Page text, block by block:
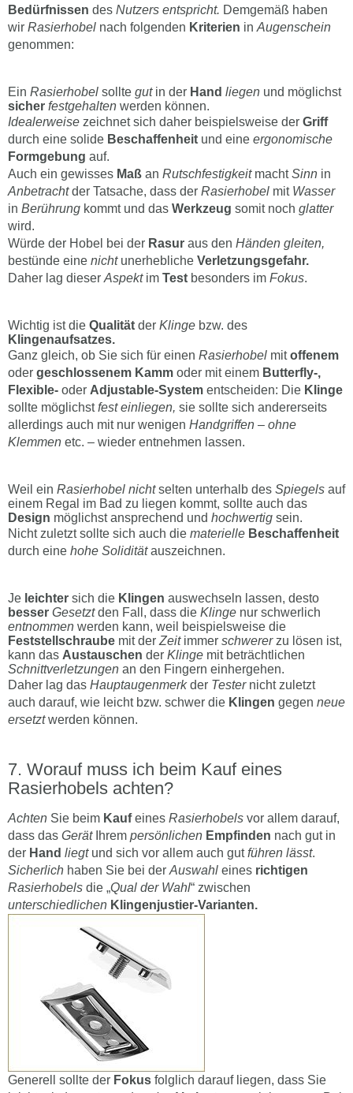
Bedürfnissen des Nutzers entspricht. Demgemäß haben
wir Rasierhobel nach folgenden Kriterien in Augenschein
genommen:
Ein Rasierhobel sollte gutin der Hand liegen und möglichst
sicher festgehalten werden können.
Idealerweise zeichnet sich daher beispielsweise der Griff
durch eine solide Beschaffenheit und eine ergonomische
Formgebung auf.
Auch ein gewisses Maß an RutschfestigkeitmachtSinn in
Anbetrachtder Tatsache, dass der Rasierhobel mit Wasser
in Berührung kommt und das Werkzeug somit noch glatter
wird.
Würde der Hobel bei der Rasur aus den Händen gleiten,
bestünde eine nichtunerhebliche Verletzungsgefahr.
Daher lag dieser Aspektim Test besonders im Fokus.
Wichtig ist die Qualität der Klinge bzw. des
Klingenaufsatzes.
Ganz gleich, ob Sie sich für einen Rasierhobel mitoffenem
oder geschlossenem Kamm oder mit einem Butterfly-,
Flexible- oder Adjustable-System entscheiden: Die Klinge
sollte möglichstfest einliegen, sie sollte sich andererseits
allerdings auch mit nur wenigen Handgriffen – ohne
Klemmen etc. – wieder entnehmen lassen.
Weil ein Rasierhobel nichtselten unterhalb des Spiegels auf
einem Regal im Bad zu liegen kommt, sollte auch das
Design möglichst ansprechend und hochwertig sein.
Nicht zuletzt sollte sich auch die materielle Beschaffenheit
durch eine hohe Soliditätauszeichnen.
Je leichter sich die Klingen auswechseln lassen, desto
besser Gesetztden Fall, dass die Klinge nur schwerlich
entnommen werden kann, weil beispielsweise die
Feststellschraube mit der Zeitimmer schwererzu lösen ist,
kann das Austauschen der Klinge mit beträchtlichen
Schnittverletzungen an den Fingern einhergehen.
Daher lag das Hauptaugenmerkder Testernicht zuletzt
auch darauf, wie leicht bzw. schwer die Klingen gegen neue
ersetztwerden können.
Worauf muss ich beim Kauf eines
Rasierhobels achten?
Achten Sie beim Kaufeines Rasierhobels vor allem darauf,
dass das GerätIhrem persönlichen Empfinden nach gut in
der Hand liegtund sich vor allem auch gutführen lässt.
Sicherlich haben Sie bei der Auswahl eines richtigen
Rasierhobels die „Qual der Wahl“ zwischen
unterschiedlichen Klingenjustier-Varianten.
Generell sollte der Fokus folglich darauf liegen, dass Sie